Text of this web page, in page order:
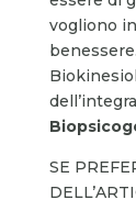
vogliono
SE